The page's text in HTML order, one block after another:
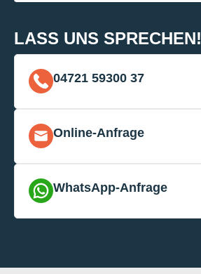
LASS UNS SPRECHEN!
04721 59300 37
Online-Anfrage
WhatsApp-Anfrage